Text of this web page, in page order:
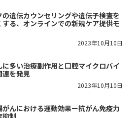
の遺伝カウンセリングや遺伝子検査を
する、オンラインでの新規ケア提供モ
2023年10月10日
に多い治療副作用と口腔マイクロバイ
連を発見
2023年10月10日
がんにおける運動効果ー抗がん免疫力
抑制